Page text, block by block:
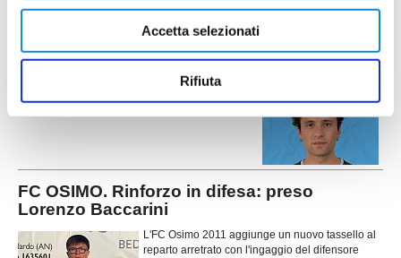
Accetta selezionati
Rifiuta
16/07/2026
alzare l'asticella
16/07/2026
FC OSIMO. Rinforzo in difesa: preso
Lorenzo Baccarini
L'FC Osimo 2011 aggiunge un nuovo tassello al
reparto arretrato con l'ingaggio del difensore